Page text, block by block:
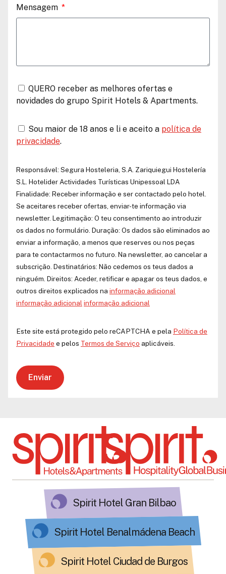
Mensagem
QUERO receber as melhores ofertas e
novidades do grupo Spirit Hotels & Apartments.
Sou maior de 18 anos e li e aceito a política de
privacidade.
Responsável: Segura Hosteleria, S.A. Zariquiegui Hostelería
S.L.
Hotelider Actividades Turísticas Unipessoal LDA
Finalidade: Receber informação e ser contactado pelo hotel.
Se aceitares receber ofertas, enviar-te informação via
newsletter. Legitimação: O teu consentimento ao introduzir
os dados no formulário. Duração: Os dados são eliminados ao
enviar a informação, a menos que reserves ou nos peças
para te contactarmos no futuro. Na newsletter, ao cancelar a
subscrição. Destinatários: Não cedemos os teus dados a
ninguém. Direitos: Aceder, retificar e apagar os teus dados, e
outros direitos explicados na informação adicional
informação adicional informação adicional
Este site está protegido pelo reCAPTCHA e pela Política de
Privacidade e pelos Termos de Serviço aplicáveis.
Enviar
Spirit Hotel Gran Bilbao
Spirit Hotel Benalmádena Beach
Spirit Hotel Ciudad de Burgos